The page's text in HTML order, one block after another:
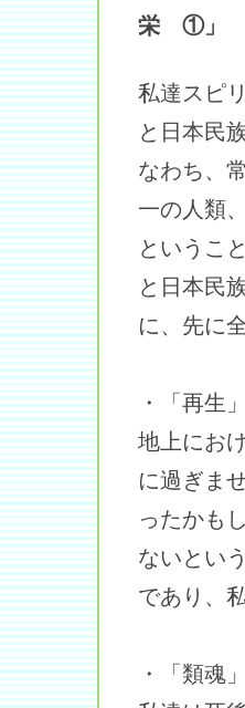
栄 ①」
私達スピ
と日本民
なわち、
一の人類
というこ
と日本民
に、先に
・「再生
地上にお
に過ぎま
ったかも
ないとい
であり、
・「類魂